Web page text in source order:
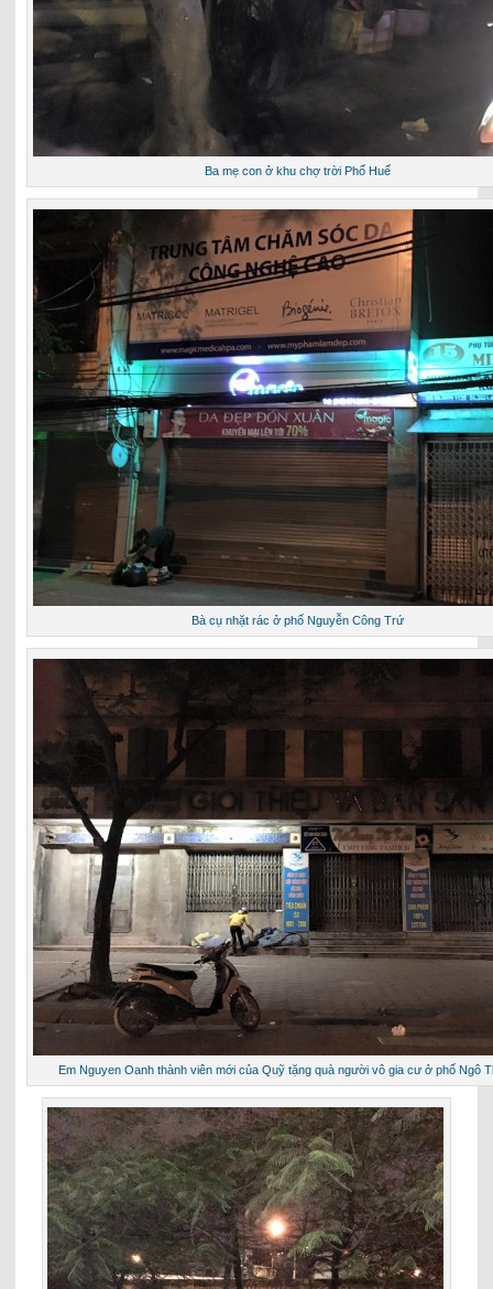
Ba mẹ con ở khu chợ trời Phố Huế
Bà cụ nhặt rác ở phố Nguyễn Công Trứ
Em Nguyen Oanh thành viên mới của Quỹ tặng quà người vô gia cư ở phố Ngô